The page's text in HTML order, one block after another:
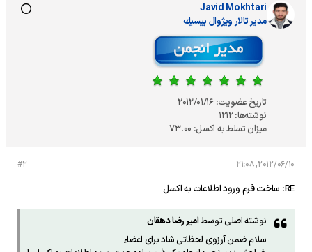
Javid Mokhtari
مدير تالار ويژوال بيسيك
تاریخ عضویت: 2012/01/16
نوشته‌ها:1212
میزان تسلط به اکسل: 73.00
#2 2012/06/10, 21:08
RE: ساخت فرم ورود اطلاعات به اکسل
نوشته اصلی توسطامیر رضا دهقان
سلام ضمن آرزوی لحظاتی شاد برای اعضاء